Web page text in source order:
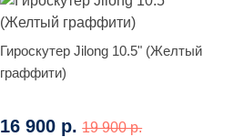
Гироскутер Jilong 10.5" (Желтый
граффити)
16 900 р. 19 900 р.